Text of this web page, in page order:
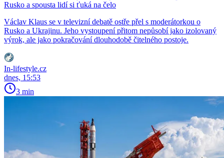
Rusko a spousta lidí si ťuká na čelo
Václav Klaus se v televizní debatě ostře přel s moderátorkou o
Rusko a Ukrajinu. Jeho vystoupení přitom nepůsobí jako izolovaný
výrok, ale jako pokračování dlouhodobě čitelného postoje.
In-lifestyle.cz
dnes, 15:53
3 min